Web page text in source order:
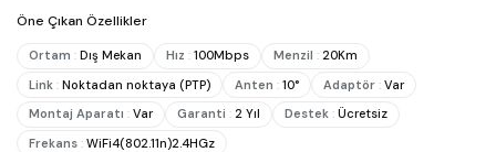
Öne Çıkan Özellikler
Ortam : Dış Mekan Hız : 100Mbps Menzil : 20Km
Link : Noktadan noktaya (PTP) Anten : 10° Adaptör : Var
Montaj Aparatı : Var Garanti : 2 Yıl Destek : Ücretsiz
Frekans : WiFi4(802.11n)2.4HGz